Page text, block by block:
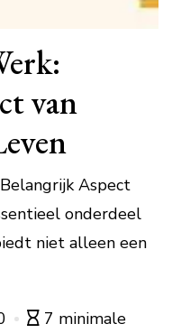
van
Aspect
onderdeel
niet alleen een
7 minimale